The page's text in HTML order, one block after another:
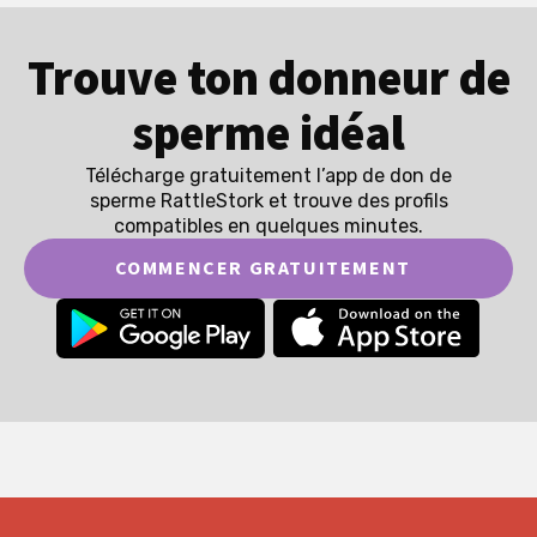
Trouve ton donneur de
sperme idéal
Télécharge gratuitement l’app de don de
sperme RattleStork et trouve des profils
compatibles en quelques minutes.
COMMENCER GRATUITEMENT